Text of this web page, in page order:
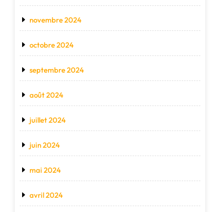
novembre 2024
octobre 2024
septembre 2024
août 2024
juillet 2024
juin 2024
mai 2024
avril 2024